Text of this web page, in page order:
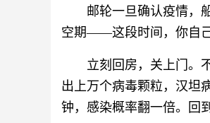
邮轮一旦确认疫情，
空期——这段时间，你自己
立刻回房，关上门。
出上万个病毒颗粒，汉坦
钟，感染概率翻一倍。回